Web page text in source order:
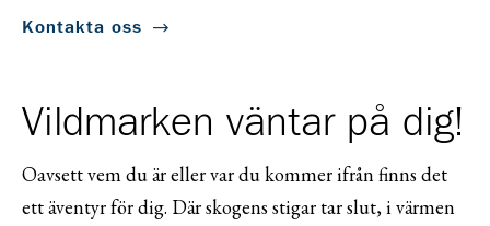
Kontakta oss
Vildmarken väntar på dig!
Oavsett vem du är eller var du kommer ifrån finns det
ett äventyr för dig. Där skogens stigar tar slut, i värmen